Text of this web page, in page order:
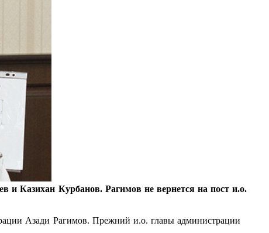
и Казихан Курбанов. Рагимов не вернется на пост и.о.
Азади Рагимов. Прежний и.о. главы администрации